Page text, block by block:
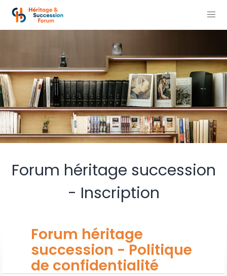
Forum héritage succession
- Inscription
Forum héritage
succession - Politique
de confidentialité